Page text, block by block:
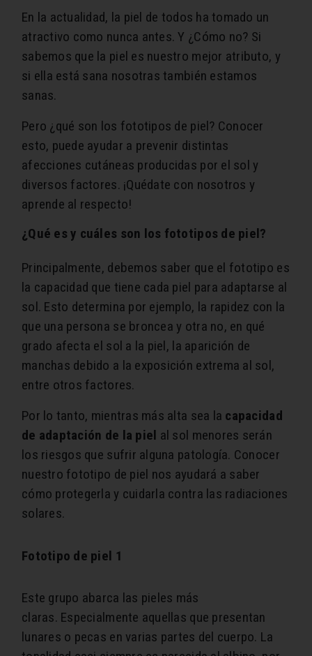
En la actualidad, la piel de todos ha tomado un
atractivo como nunca antes. Y ¿Cómo no? Si
sabemos que la piel es nuestro mejor atributo, y
si ella está sana nosotras también estamos
sanas.
Pero ¿qué son los fototipos de piel? Conocer
esto, puede ayudar a prevenir distintas
afecciones cutáneas producidas por el sol y
diversos factores. ¡Quédate con nosotros y
aprende al respecto!
¿Qué es y cuáles son los fototipos de piel?
Principalmente, debemos saber que el fototipo es
la capacidad que tiene cada piel para adaptarse al
sol. Esto determina por ejemplo, la rapidez con la
que una persona se broncea y otra no, en qué
grado afecta el sol a la piel, la aparición de
manchas debido a la exposición extrema al sol,
entre otros factores.
Por lo tanto, mientras más alta sea la capacidad
de adaptación de la piel al sol menores serán
los riesgos que sufrir alguna patología. Conocer
nuestro fototipo de piel nos ayudará a saber
cómo protegerla y cuidarla contra las radiaciones
solares.
Fototipo de piel 1
Este grupo abarca las pieles más
claras. Especialmente aquellas que presentan
lunares o pecas en varias partes del cuerpo. La